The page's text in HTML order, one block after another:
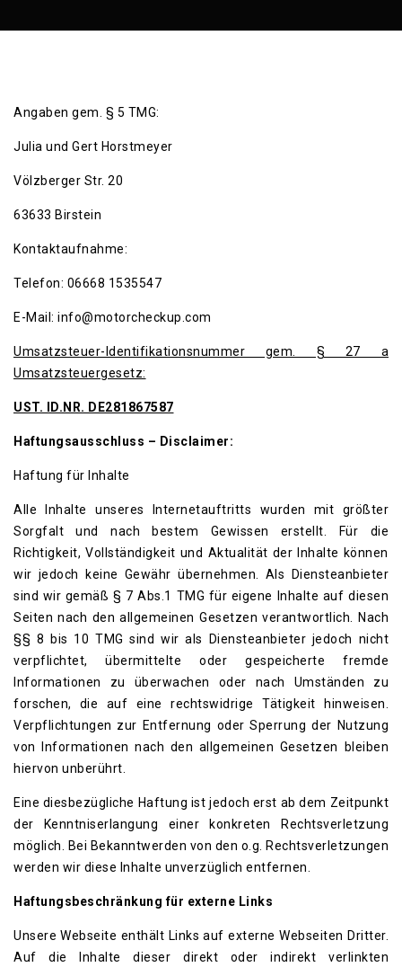
Angaben gem. § 5 TMG:
Julia und Gert Horstmeyer
Völzberger Str. 20
63633 Birstein
Kontaktaufnahme:
Telefon: 06668 1535547
E-Mail: info@motorcheckup.com
Umsatzsteuer-Identifikationsnummer gem. § 27 a
Umsatzsteuergesetz:
UST. ID.NR. DE281867587
Haftungsausschluss – Disclaimer:
Haftung für Inhalte
Alle Inhalte unseres Internetauftritts wurden mit größter
Sorgfalt und nach bestem Gewissen erstellt. Für die
Richtigkeit, Vollständigkeit und Aktualität der Inhalte können
wir jedoch keine Gewähr übernehmen. Als Diensteanbieter
sind wir gemäß § 7 Abs.1 TMG für eigene Inhalte auf diesen
Seiten nach den allgemeinen Gesetzen verantwortlich. Nach
§§ 8 bis 10 TMG sind wir als Diensteanbieter jedoch nicht
verpflichtet, übermittelte oder gespeicherte fremde
Informationen zu überwachen oder nach Umständen zu
forschen, die auf eine rechtswidrige Tätigkeit hinweisen.
Verpflichtungen zur Entfernung oder Sperrung der Nutzung
von Informationen nach den allgemeinen Gesetzen bleiben
hiervon unberührt.
Eine diesbezügliche Haftung ist jedoch erst ab dem Zeitpunkt
der Kenntniserlangung einer konkreten Rechtsverletzung
möglich. Bei Bekanntwerden von den o.g. Rechtsverletzungen
werden wir diese Inhalte unverzüglich entfernen.
Haftungsbeschränkung für externe Links
Unsere Webseite enthält Links auf externe Webseiten Dritter.
Auf die Inhalte dieser direkt oder indirekt verlinkten